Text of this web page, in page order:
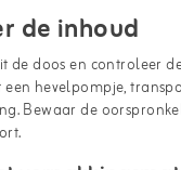
de inhoud
de doos en controleer
hevelpompje,
Bewaar de